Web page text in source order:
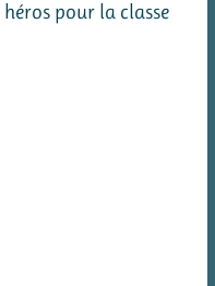
pour la classe